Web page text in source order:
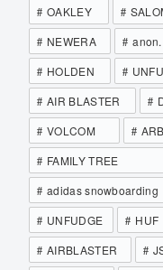
OAKLEY
NEWERA
anon.
HOLDEN
AIR BLASTER
VOLCOM
FAMILY TREE
adidas snowboarding
UNFUDGE
HUF
AIRBLASTER